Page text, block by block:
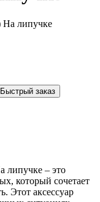
Быстрый заказ
липучке – это
который сочетает
Этот аксессуар